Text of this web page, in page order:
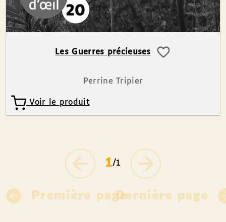
Les Guerres précieuses
Perrine Tripier
Voir le produit
Première page
1/1
Dernière page